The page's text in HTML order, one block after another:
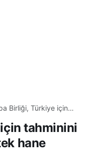
Birliği, Türkiye için
tek hane
gözükmüyor
tahminini
hane